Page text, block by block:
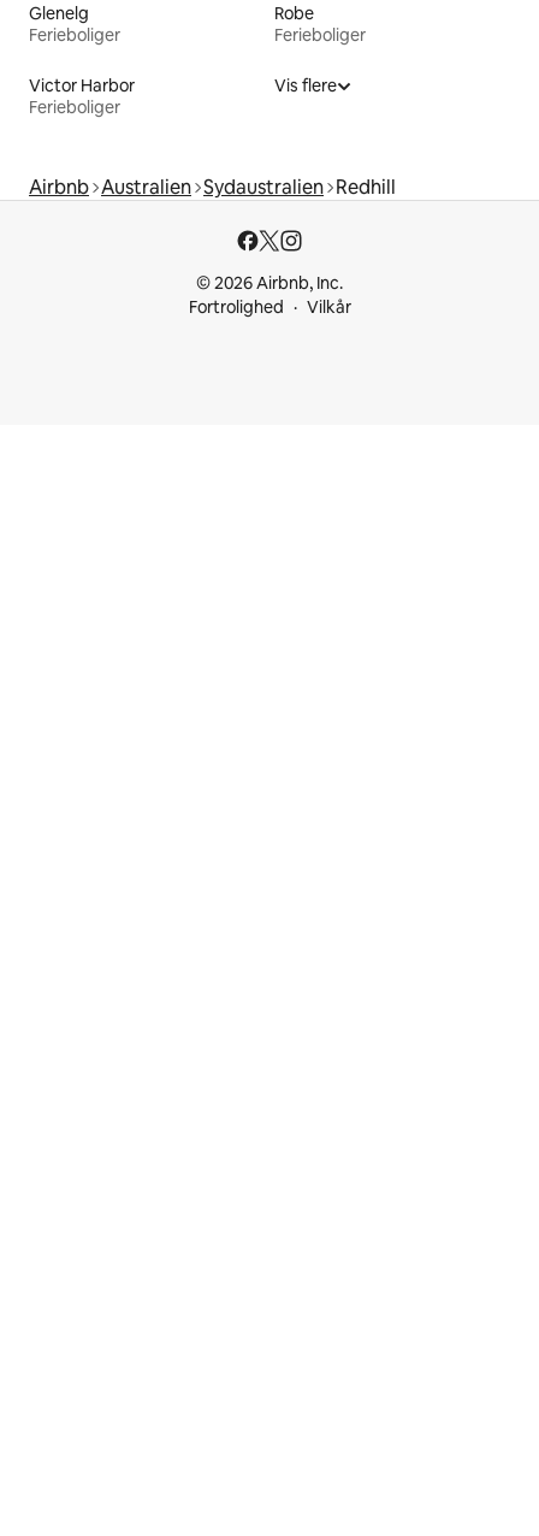
Glenelg
Ferieboliger
Robe
Ferieboliger
Victor Harbor
Ferieboliger
Vis flere
Airbnb Australien Sydaustralien Redhill
© 2026 Airbnb, Inc.
Fortrolighed
Vilkår